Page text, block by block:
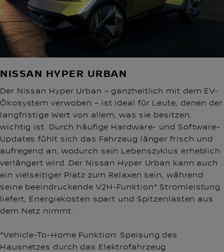
NISSAN HYPER URBAN
Der Nissan Hyper Urban – ganzheitlich mit dem EV-
Ökosystem verwoben – ist ideal für Leute, denen der
langfristige Wert von allem, was sie besitzen,
wichtig ist. Durch häufige Hardware- und Software-
Updates fühlt sich das Fahrzeug länger frisch und
aufregend an, wodurch sein Lebenszyklus erheblich
verlängert wird. Der Nissan Hyper Urban kann auch
ein vielseitiger Platz zum Relaxen sein, während
seine beeindruckende V2H-Funktion* Stromleistung
liefert, Energiekosten spart und Spitzenlasten aus
dem Netz nimmt.
*Vehicle-To-Home Funktion: Speisung des
Hausnetzes durch das Elektrofahrzeug